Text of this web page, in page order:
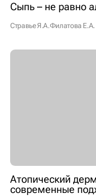
Сыпь – не равно
Стравье Я.А.Филатова Е.А.
Атопический
современные